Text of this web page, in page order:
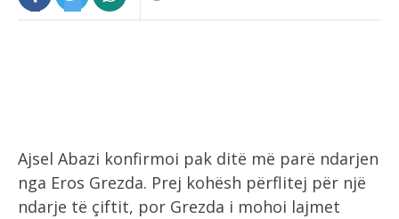
Ajsel Abazi konfirmoi pak ditë më parë ndarjen
nga Eros Grezda. Prej kohësh përflitej për një
ndarje të çiftit, por Grezda i mohoi lajmet